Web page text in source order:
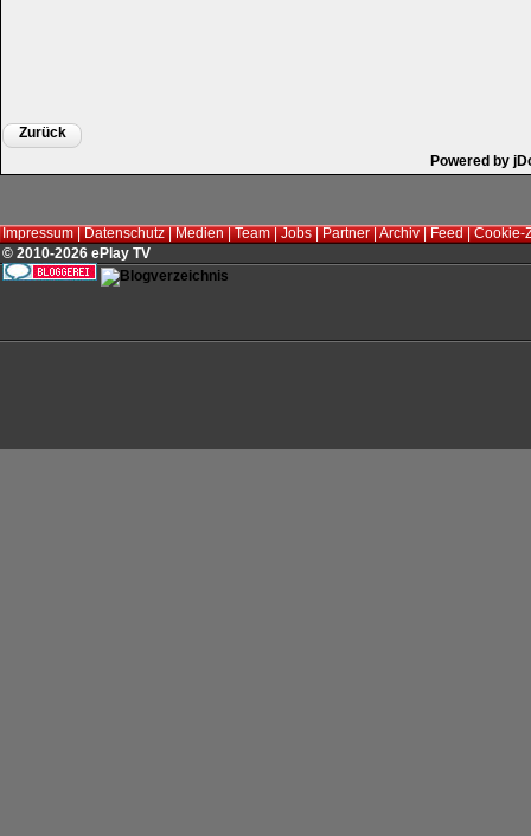
Zurück
Powered by
Impressum|Datenschutz|Medien|Team|Jobs|Partner|Archiv|Feed|Cookie-
© 2010-2026 ePlay TV